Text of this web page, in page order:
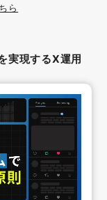
ら
実現するX運用